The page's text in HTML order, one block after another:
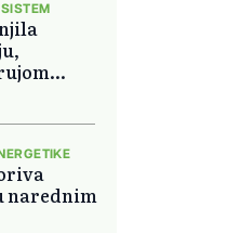
narednim